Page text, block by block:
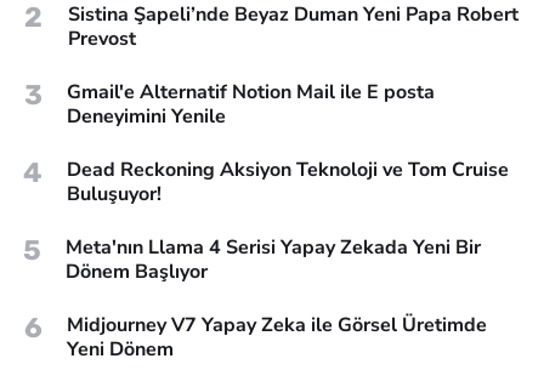
2
Sistina Şapeli’nde Beyaz Duman Yeni Papa Robert
Prevost
3
Gmail'e Alternatif Notion Mail ile E posta
Deneyimini Yenile
4
Dead Reckoning Aksiyon Teknoloji ve Tom Cruise
Buluşuyor!
5
Meta'nın Llama 4 Serisi Yapay Zekada Yeni Bir
Dönem Başlıyor
6
Midjourney V7 Yapay Zeka ile Görsel Üretimde
Yeni Dönem